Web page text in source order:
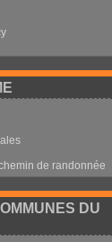
de randonnée
DU